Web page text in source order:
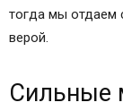
тогда мы отдаем
верой.
Сильные